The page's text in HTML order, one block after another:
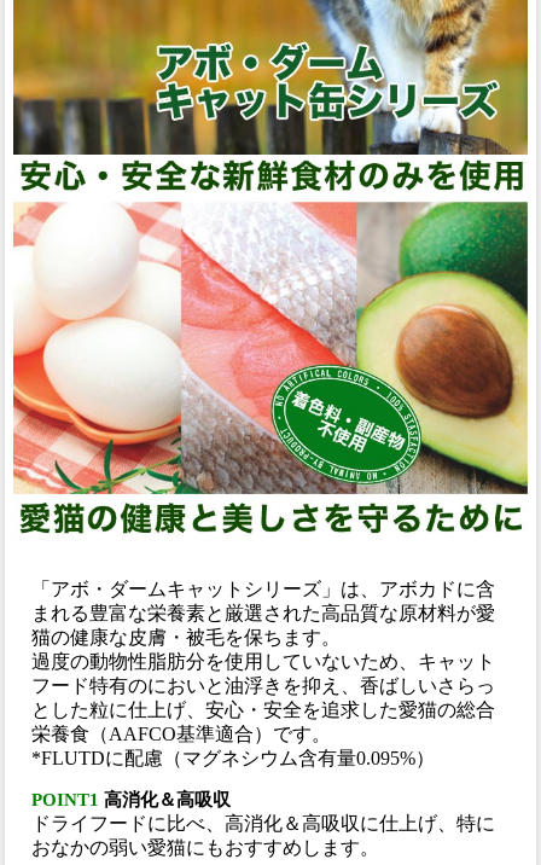
「アボ・ダームキャットシリーズ」は、アボカドに含
まれる豊富な栄養素と厳選された高品質な原材料が愛
猫の健康な皮膚・被毛を保ちます。
過度の動物性脂肪分を使用していないため、キャット
フード特有のにおいと油浮きを抑え、香ばしいさらっ
とした粒に仕上げ、安心・安全を追求した愛猫の総合
栄養食（AAFCO基準適合）です。
*FLUTDに配慮（マグネシウム含有量0.095%）
POINT1 高消化＆高吸収
ドライフードに比べ、高消化＆高吸収に仕上げ、特に
おなかの弱い愛猫にもおすすめします。